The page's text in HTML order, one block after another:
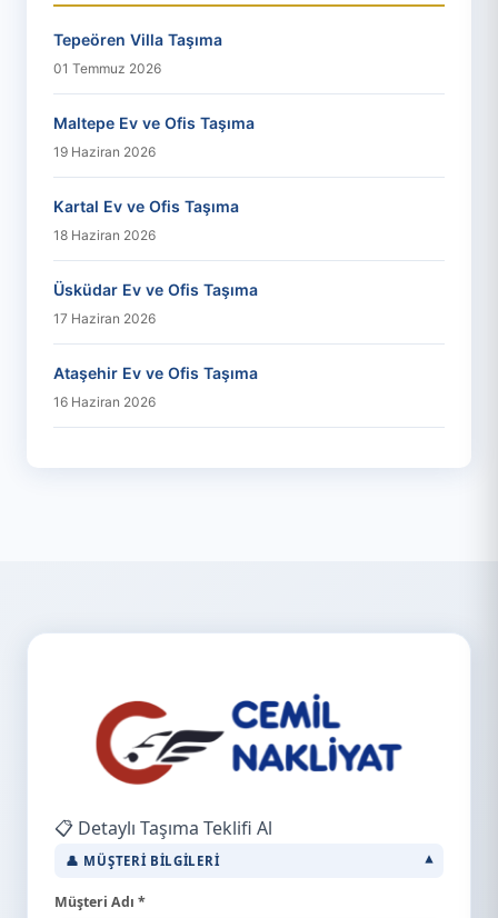
Tepeören Villa Taşıma
01 Temmuz 2026
Maltepe Ev ve Ofis Taşıma
19 Haziran 2026
Kartal Ev ve Ofis Taşıma
18 Haziran 2026
Üsküdar Ev ve Ofis Taşıma
17 Haziran 2026
Ataşehir Ev ve Ofis Taşıma
16 Haziran 2026
📋 Detaylı Taşıma Teklifi Al
👤 MÜŞTERI BILGILERI
Müşteri Adı *